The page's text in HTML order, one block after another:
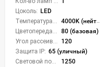
Цоколь: LED
Температура света:
4000K (нейтральный)
Цветопередача (CRI):
80 (базовая)
Угол рассеивания света °:
120
Защита IP: 65 (уличный)
Световой поток Лм/м:
1250